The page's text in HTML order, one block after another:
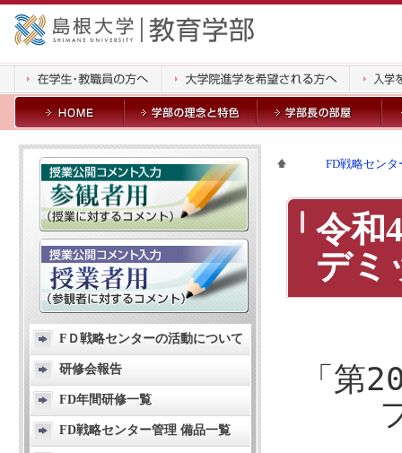
FＤ戦略センターの活動について
研修会報告
FD年間研修一覧
FD戦略センター管理 備品一覧
FD戦略センタ
令和
デミ
「第